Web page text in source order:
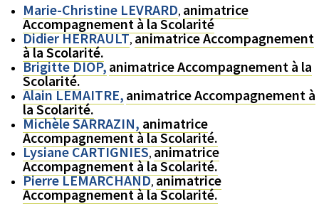
Marie-Christine LEVRARD, animatrice
Accompagnement à la Scolarité
Didier HERRAULT, animatrice Accompagnement
à la Scolarité.
Brigitte DIOP, animatrice Accompagnement à la
Scolarité.
Alain LEMAITRE, animatrice Accompagnement à
la Scolarité.
Michèle SARRAZIN, animatrice
Accompagnement à la Scolarité.
Lysiane CARTIGNIES, animatrice
Accompagnement à la Scolarité.
Pierre LEMARCHAND, animatrice
Accompagnement à la Scolarité.